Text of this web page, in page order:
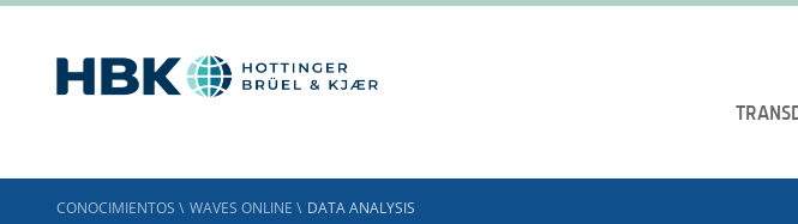
CONOCIMIENTOS \ WAVES ONLINE \ DATA ANALYSIS